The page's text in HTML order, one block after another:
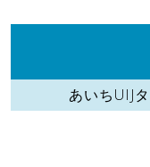
あいちUIJ